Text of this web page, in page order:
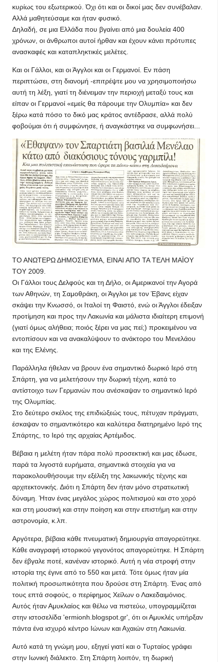
κυρίως του εξωτερικού. Όχι ότι και οι δικοί μας δεν συνέβαλαν.
Αλλά μαθη­τεύσαμε και ήταν φυσικό.
Δη­λαδή, σε μια Ελλάδα που βγαίνει από μια δουλεία 400
χρόνων, οι άνθρωποι αυτοί ήρθαν και έχουν κάνει πρότυπες
ανασκαφές και καταπληκτικές μελέτες.
Και οι Γάλλοι, και οι Άγγλοι και οι Γερ­μανοί. Εν πάση
περιπτώσει, στη διανομή -επιτρέψτε μου να χρη­σιμοποιήσω
αυτή τη λέξη, γιατί τη διένειμαν την περιοχή μεταξύ τους και
είπαν οι Γερμανοί «εμείς θα πάρουμε την Ολυμπία» και δεν
ξέρω κατά πόσο το δικό μας κράτος αντέδρασε, αλλά πολύ
φοβούμαι ότι ή συμφώνη­σε, ή αναγκάστηκε να συμφωνή­σει...
ΤΟ ΑΝΩΤΕΡΩ ΔΗΜΟΣΙΕΥΜΑ, ΕΙΝΑΙ ΑΠΟ ΤΑ ΤΕΛΗ ΜΑΪΟΥ
ΤΟΥ 2009.
Οι Γάλλοι τους Δελφούς και τη Δήλο, οι Αμερικανοί την Αγο­ρά
των Αθηνών, τη Σαμοθράκη, οι Άγγλοι με τον Έβανς είχαν
σκάψει την Κνωσσό, οι Ιταλοί τη Φαιστό, ενώ οι Άγγλοι έδειξαν
προτίμηση και προς την Λακω­νία και μάλιστα ιδιαίτερη επιμο­νή
(γιατί όμως αλήθεια; ποιός ξέρει να μας πεί;) προκειμένου να
εντοπίσουν και να ανακαλύψουν το ανά­κτορο του Μενελάου
και της Ελένης.
Παράλληλα ήθελαν να βρουν ένα σημαντικό δωρικό Ιερό στη
Σπάρτη, για να μελε­τήσουν την δωρική τέχνη, κατά το
αντίστοιχο των Γερμανών που ανέσκαψαν το σημαντικό Ιερό
της Ολυμπίας.
Στο δεύτερο σκέλος της επιδιώξεώς τους, πέ­τυχαν πράγματι,
έσκαψαν το σημαντικότερο και καλύτερα διατηρημένο Ιερό της
Σπάρτης, το Ιερό της αρχαίας Αρτέμιδος.
Βέβαια η μελέτη ήταν πάρα πολύ προσεκτική και μας έδωσε,
παρά τα λιγοστά ευρήματα, σημαντι­κά στοιχεία για να
παρακολου­θήσουμε την εξέλιξη της λακω­νικής τέχνης και
αρχιτεκτονικής. Διότι η Σπάρτη δεν ήταν μόνο στρατιωτική
δύναμη. Ήταν ένας μεγάλος χώρος πολιτισμού και στο χορό
και στη μουσική και στην ποίηση και στην επιστήμη και στην
αστρονομία, κ.λπ.
Αρ­γότερα, βέβαια κάθε πνευματική δημιουργία απαγορεύτηκε.
Κάθε αναγραφή ιστορικού γεγονότος απα­γορεύτηκε. Η Σπάρτη
δεν έβγα­λε ποτέ, κανέναν ιστορικό. Αυτή η νέα στροφή στην
ιστορία της έγινε από το 550 και μετά. Τότε όμως ήταν μία
πολιτική προσω­πικότητα που δρούσε στη Σπάρ­τη. Ένας από
τους επτά σοφούς, ο περίφημος Χείλων ο Λακεδαι­μόνιος.
Αυτός ήταν Αμυκλαίος και θέλω να πιστεύω, υπογραμμίζεται
στην ιστοσελίδα 'ermionh.blogspot.gr', ότι οι Αμυ­κλές υπήρξαν
πάντα ένα ισχυρό κέντρο Ιώνων και Αχαιών στη Λακωνία.
Αυτό κατά τη γνώμη μου, εξηγεί γιατί και ο Τυρταίος γράφει
στην Ιωνική διάλεκτο. Στη Σπάρτη λοιπόν, τη δωρική